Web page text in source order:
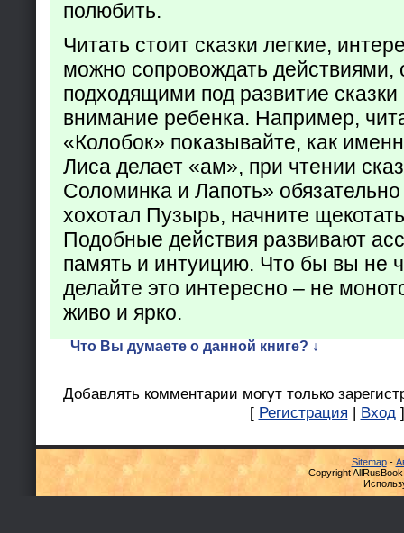
полюбить.
Читать стоит сказки легкие,
можно сопровождать действиями,
подходящими под развитие
внимание ребенка. Например,
«Колобок» показывайте, как
Лиса делает «ам», при чтении
Соломинка и Лапоть»
хохотал Пузырь, начните
Подобные действия развивают
память и интуицию. Что бы вы не
делайте это интересно – не
живо и ярко.
Что Вы думаете о данной книге? ↓
Добавлять комментарии могут только
[ Регистрация | Вход ]
Sitemap-
Copyright